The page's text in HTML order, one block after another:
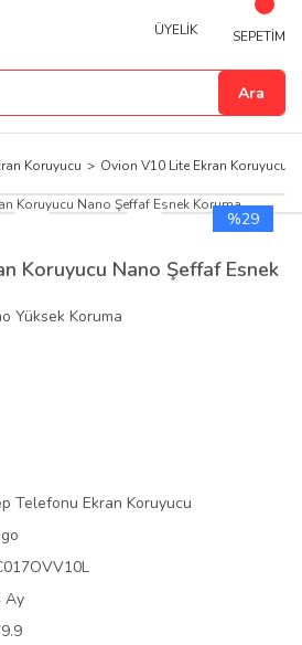
Ara
ÜYELİK SEPETİM
Koruyucu Ovion V10 Lite Ekran Koruyucu
%29
Koruyucu Nano Şeffaf Esnek
Yüksek Koruma
Telefonu Ekran Koruyucu
Ay